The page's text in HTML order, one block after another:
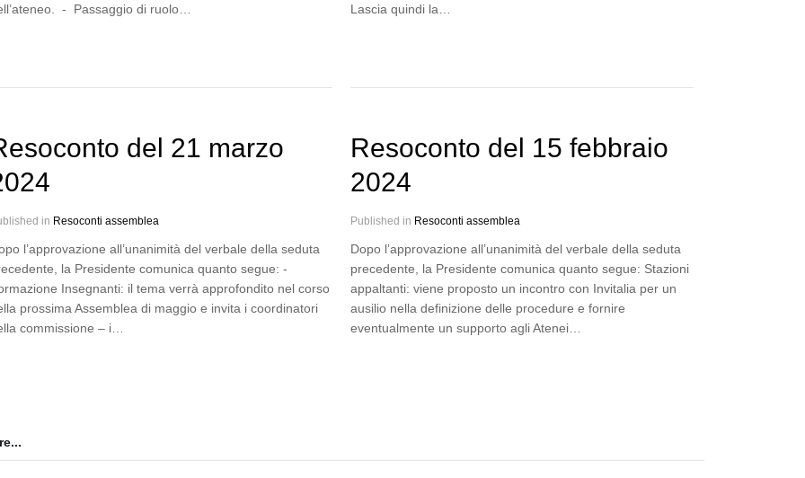
- Passaggio di ruolo…
Lascia quindi la…
del 21 marzo
in Resoconti assemblea
l’approvazione all’unanimità del verbale della seduta
la Presidente comunica quanto segue: -
Insegnanti: il tema verrà approfondito nel corso
prossima Assemblea di maggio e invita i coordinatori
commissione – i…
Resoconto del 15 febbraio
2024
Published in Resoconti assemblea
Dopo l’approvazione all’unanimità del verbale della seduta
precedente, la Presidente comunica quanto segue: Stazioni
appaltanti: viene proposto un incontro con Invitalia per un
ausilio nella definizione delle procedure e fornire
eventualmente un supporto agli Atenei…